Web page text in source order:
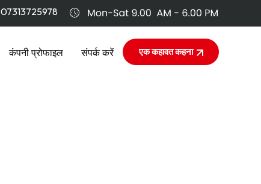
07313725978
कंपनी प्रोफाइल संपर्क करें एक कहावत कहना